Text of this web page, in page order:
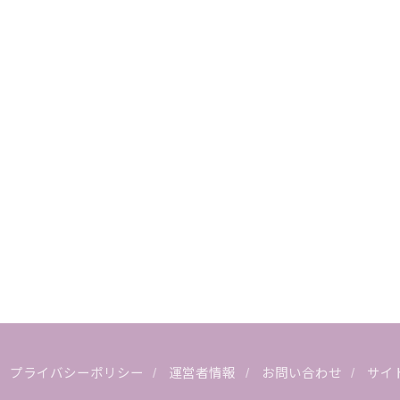
プライバシーポリシー 運営者情報 お問い合わせ サイ